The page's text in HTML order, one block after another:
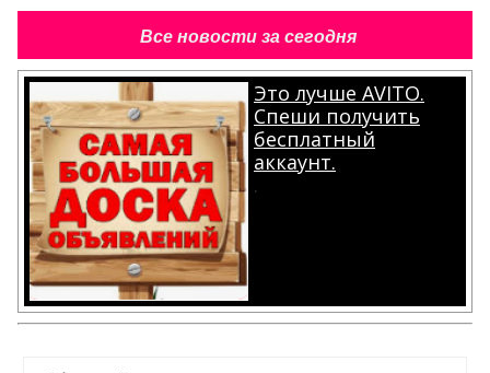
Все новости за сегодня
Это лучше AVITO.
Спеши получить
бесплатный
аккаунт.
.